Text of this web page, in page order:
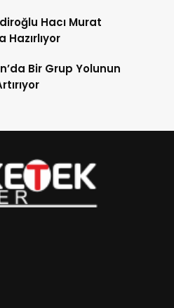
Hacı Murat
Bir Grup Yolunun